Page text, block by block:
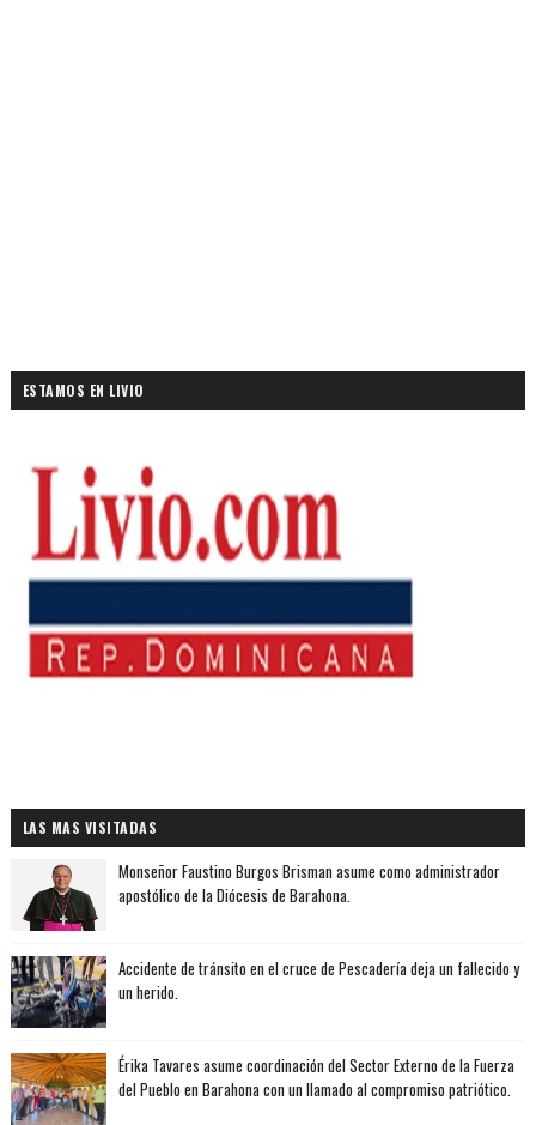
ESTAMOS EN LIVIO
LAS MAS VISITADAS
Monseñor Faustino Burgos Brisman asume como administrador
apostólico de la Diócesis de Barahona.
Accidente de tránsito en el cruce de Pescadería deja un fallecido y
un herido.
Érika Tavares asume coordinación del Sector Externo de la Fuerza
del Pueblo en Barahona con un llamado al compromiso patriótico.